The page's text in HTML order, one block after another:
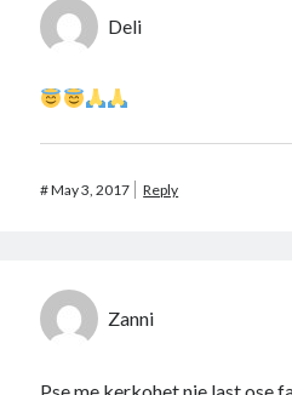
Deli
#May 3, 2017 Reply
Zanni
Pse me kerkohet nje last ose